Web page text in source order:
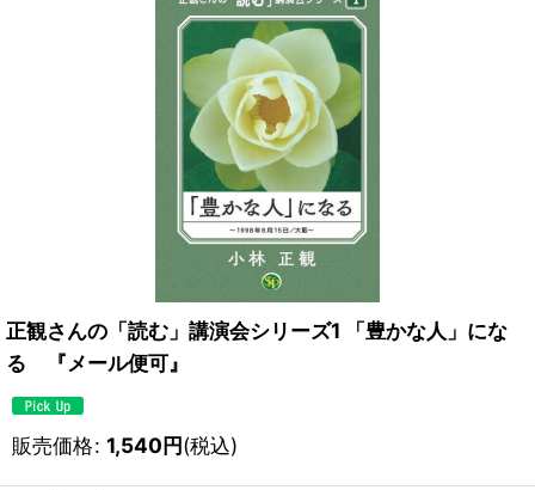
正観さんの「読む」講演会シリーズ1 「豊かな人」にな
る 『メール便可』
販売価格: 1,540円(税込)